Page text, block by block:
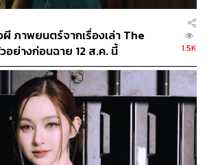
ภาพยนตร์จากเรื่องเล่า The
ย่างก่อนฉาย 12 ส.ค. นี้
1.5K